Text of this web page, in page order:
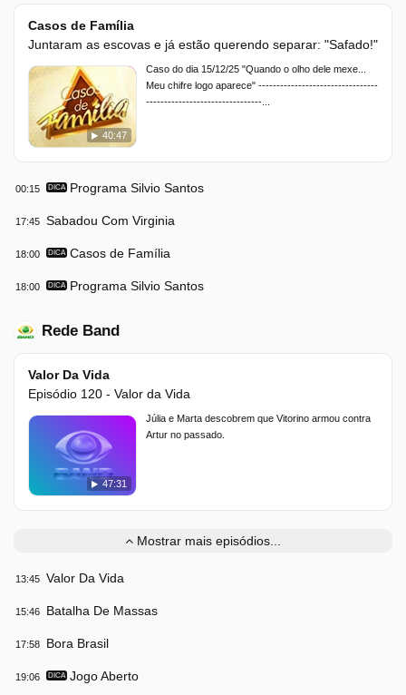
Casos de Família
Juntaram as escovas e já estão querendo separar: "Safado!"
40:47
Caso do dia 15/12/25 "Quando o olho dele mexe...
Meu chifre logo aparece" ---------------------------------
--------------------------------...
00:15 DICA Programa Silvio Santos
17:45 Sabadou Com Virginia
18:00 DICA Casos de Família
18:00 DICA Programa Silvio Santos
Rede Band
Valor Da Vida
Episódio 120 - Valor da Vida
47:31
Júlia e Marta descobrem que Vitorino armou contra
Artur no passado.
Mostrar mais episódios...
13:45 Valor Da Vida
15:46 Batalha De Massas
17:58 Bora Brasil
19:06 DICA Jogo Aberto